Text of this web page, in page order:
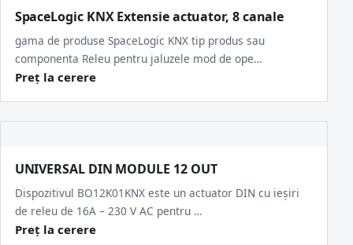
SpaceLogic KNX Extensie actuator, 8 canale
gama de produse SpaceLogic KNX tip produs sau
componenta Releu pentru jaluzele mod de ope…
Preț la cerere
UNIVERSAL DIN MODULE 12 OUT
Dispozitivul BO12K01KNX este un actuator DIN cu ieșiri
de releu de 16A – 230 V AC pentru …
Preț la cerere